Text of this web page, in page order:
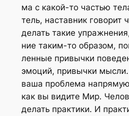
ма с какой-то частью
тель, настав­ник гово­рит
делать такие
ние таким-то обра­зом,
лен­ные при­выч­ки
эмо­ций, при­выч­ки
ваша про­бле­ма
как вы види­те Мир.
делать прак­ти­ки. И